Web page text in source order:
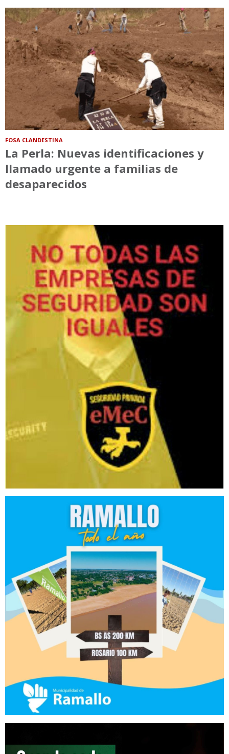
FOSA CLANDESTINA
La Perla: Nuevas identificaciones y
llamado urgente a familias de
desaparecidos